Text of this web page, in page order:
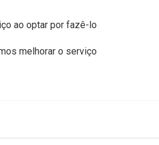
ao optar por fazê-lo
melhorar o serviço